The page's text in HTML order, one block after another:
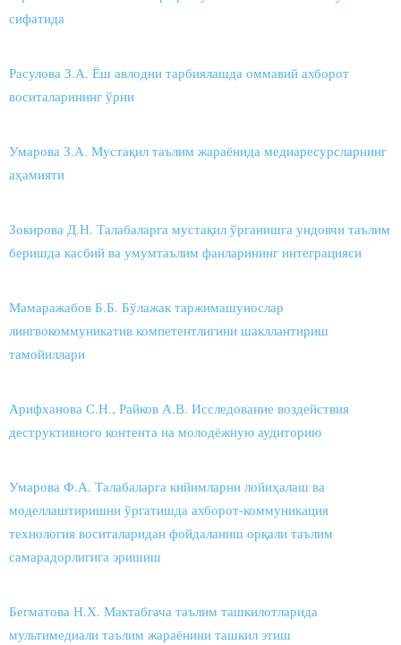
сифатида
Расулова З.А. Ёш авлодни тарбиялашда оммавий ахборот
воситаларининг ўрни
Умарова З.А. Мустақил таълим жараёнида медиаресурсларнинг
аҳамияти
Зокирова Д.Н. Талабаларга мустақил ўрганишга ундовчи таълим
беришда касбий ва умумтаълим фанларининг интеграцияси
Мамаражабов Б.Б. Бўлажак таржимашунослар
лингвокоммуникатив компетентлигини шакллантириш
тамойиллари
Арифханова С.Н., Райков А.В. Исследование воздействия
деструктивного контента на молодёжную аудиторию
Умарова Ф.А. Талабаларга кийимларни лойиҳалаш ва
моделлаштиришни ўргатишда ахборот-коммуникация
технология воситаларидан фойдаланиш орқали таълим
самарадорлигига эришиш
Бегматова Н.Х. Мактабгача таълим ташкилотларида
мультимедиали таълим жараёнини ташкил этиш